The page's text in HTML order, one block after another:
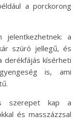
a porckorong
jelentkezhetnek: a
szúró jellegű, és
derékfájás kísérheti
is, ami
szerepet kap a
és masszázzsal